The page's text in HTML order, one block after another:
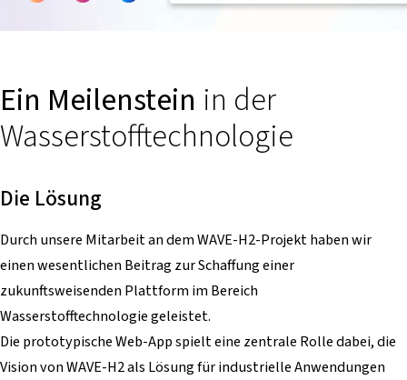
Ein Meilenstein in der
Wasserstofftechnologie
Die Lösung
Durch unsere Mitarbeit an dem WAVE-H2-Projekt haben wir
einen wesentlichen Beitrag zur Schaffung einer
zukunftsweisenden Plattform im Bereich
Wasserstofftechnologie geleistet.
Die prototypische Web-App spielt eine zentrale Rolle dabei, die
Vision von WAVE-H2 als Lösung für industrielle Anwendungen